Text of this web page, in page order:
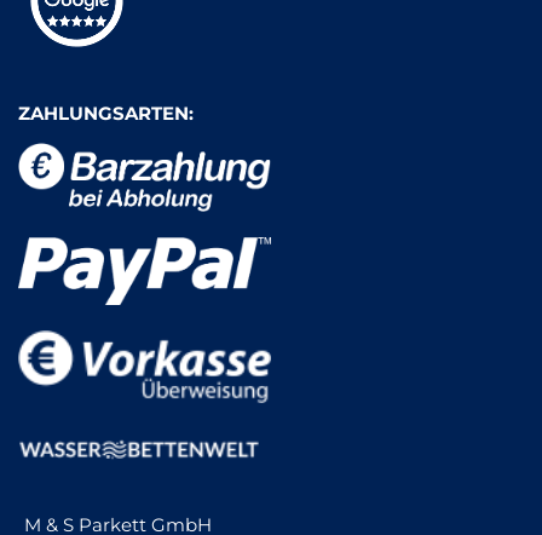
ZAHLUNGSARTEN:
M & S Parkett GmbH